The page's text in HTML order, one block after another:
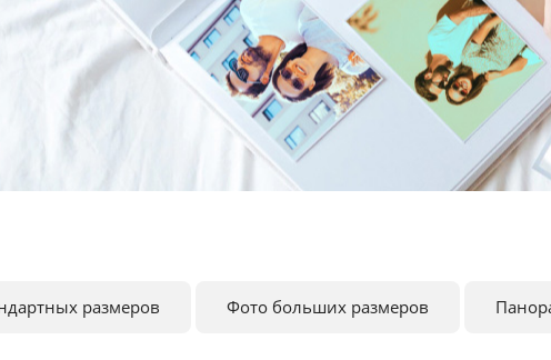
размеров Фото больших размеров